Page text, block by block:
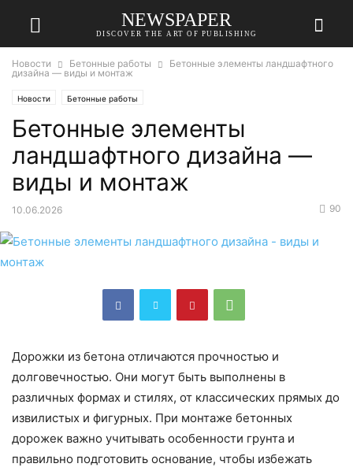
NEWSPAPER
DISCOVER THE ART OF PUBLISHING
Новости Бетонные работы
Бетонные элементы ландшафтного
дизайна — виды и монтаж
Новости Бетонные работы
Бетонные элементы
ландшафтного дизайна —
виды и монтаж
10.06.2026 90
Дорожки из бетона отличаются прочностью и
долговечностью. Они могут быть выполнены в
различных формах и стилях, от классических прямых до
извилистых и фигурных. При монтаже бетонных
дорожек важно учитывать особенности грунта и
правильно подготовить основание, чтобы избежать